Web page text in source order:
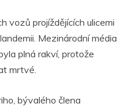
vozů projíždějících ulicemi
Mezinárodní média
plná rakví, protože
mrtvé.
bývalého člena